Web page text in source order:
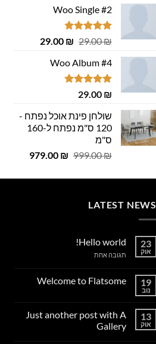
500.00 ₪.
Woo Single #2
דורג4.75
29.00₪
המחיר
היה:
29.00 ₪.
29.00 ₪
המחיר
Woo Album #4
דורג5.00
29.00 ₪
שולחן פינת אוכל נפתח -
120 ס"מ נפתח ל-160
ס"מ
999.00₪
המחיר
היה:
979.00 ₪
המחיר
הוא:
LATEST NEWS
23
אוק
Hello world!
תגובה אחתעל
19
נוב
Welcome to Flatsome
Welcome
to
Flatsome
13
אוק
Just another post with A
Gallery